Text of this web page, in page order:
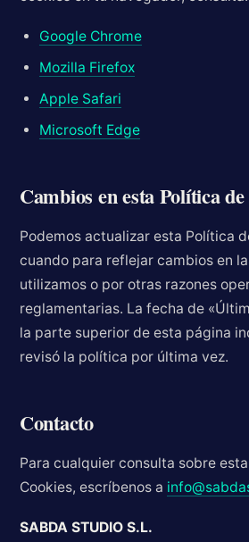
Google Chrome
Mozilla Firefox
Apple Safari
Microsoft Edge
Cambios en esta Política
Podemos actualizar esta Política
cuando para reflejar cambios en
utilizamos o por otras razones
reglamentarias. La fecha de
la parte superior de esta página
revisó la política por última vez.
Contacto
Para cualquier consulta sobre
Cookies, escríbenos a
SABDA STUDIO S.L.